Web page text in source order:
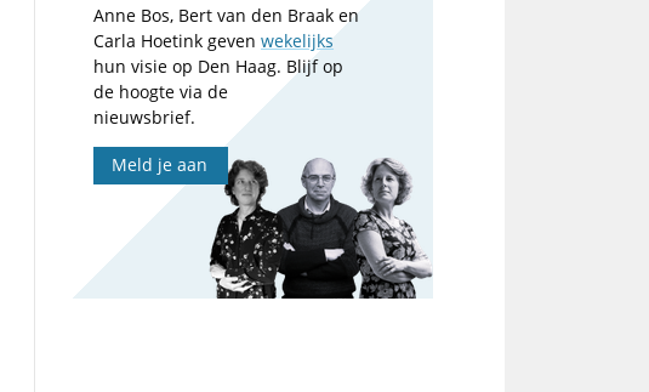
Anne Bos, Bert van den Braak en
Carla Hoetink gevenwekelijks
hun visie op Den Haag. Blijf op
de hoogte via de
nieuwsbrief.
Meld je aan